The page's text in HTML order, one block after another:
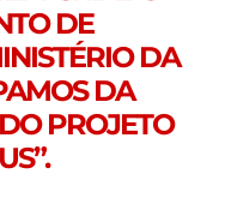
DE
DA
DA
PROJETO